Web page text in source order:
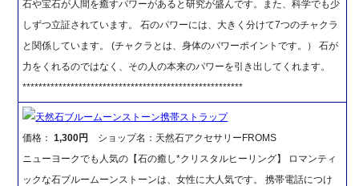
石や宝石が人間を癒すパワーがあると研究が盛んです。また、科学でも少
しずつ立証されています。 石のパワーには、大きく分けて7つのチャクラ
と関係しています。 (チャクラとは、身体のパワーポイントです。） 石が
力をくれるのではなく、その人の本来のパワーを引き出してくれます。
*******************************************************
天然石ブルームーンストーン携帯ストラップ
価格：1,300円
ショップ名：天然石アクセサリーFROMS
ニューヨークでも人気の【石の癒し*クリスタルヒーリング】 ロマンティ
ックな石ブルームーンストーンは、女性に大人気です。 携帯電話につけ